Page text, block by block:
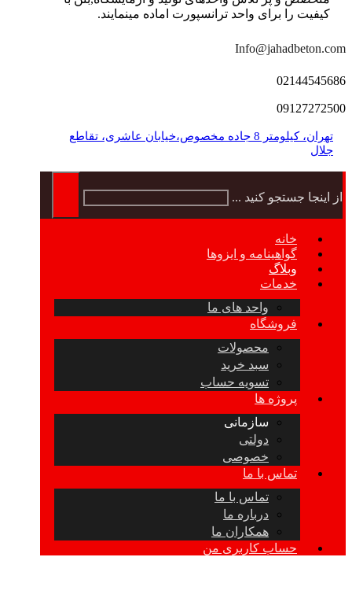
کیفیت را برای واحد ترانسپورت اماده مینمایند.
Info@jahadbeton.com
02144545686
09127272500
تهران، کیلومتر 8 جاده مخصوص،خیابان عاشری، تقاطع
جلال
از اینجا جستجو کنید ...
خانه
گواهینامه و ایزوها
وبلاگ
خدمات
واحد های ما
فروشگاه
محصولات
سبد خرید
تسویه حساب
پروژه ها
سازمانی
دولتی
خصوصی
تماس با ما
تماس با ما
درباره ما
همکاران ما
حساب کاربری من